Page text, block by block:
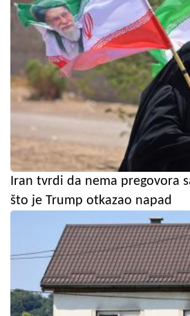
Iran tvrdi da nema pregovora
što je Trump otkazao napad